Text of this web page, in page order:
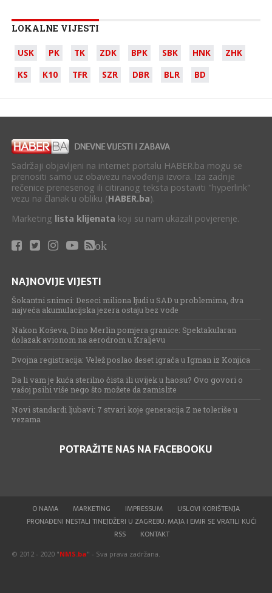
LOKALNE VIJESTI
USK PK TK ZDK BPK SBK HNK
ZHK
KS
K10 TFR SZR DBR BLR BD
Sadržaji objavljeni na internet portalu HABER.ba mogu se
prenositi samo uz obavezu navođenja izvora. Iza zadnje
rečenice prenesenog ili citiranog teksta postaviti "hyperlink"
vezu na članak u obliku (HABER.ba).
Marketing lista klijenata koji su nam ukazali povjerenje.
ok
NAJNOVIJE VIJESTI
Šokantni snimci: Deseci miliona ljudi u SAD u problemima, dva
najveća akumulacijska jezera ostaju bez vode
Nakon Koševa, Dino Merlin pomjera granice: Spektakularan
dolazak avionom na aerodrom u Kraljevu
Dvojna registracija: Velež poslao deset igrača u Igman iz Konjica
Da li vam je kuća sterilno čista ili uvijek u haosu? Ovo govori o
vašoj psihi više nego što možete da zamislite
Novi standardi ljubavi: 7 stvari koje generacija Z ne toleriše u
vezama
POTRAŽITE NAS NA FACEBOOKU
O NAMA MARKETING IMPRESSUM
USLOVI KORIŠTENJA
PRONAĐENI NESTALI TINEJDŽERI U ZAGREBU: MAJA I EMIR SE VRATILI KUĆI
RSS
KONTAKT
© 2012 - 2020 "NMS.ba" - Sva prava zadržana.